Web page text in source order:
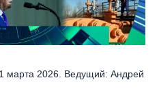
марта 2026. Ведущий: Андрей